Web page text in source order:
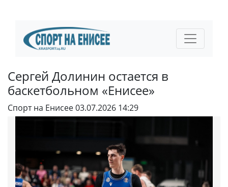
Сергей Долинин остается в
баскетбольном «Енисее»
Спорт на Енисее03.07.2026 14:29